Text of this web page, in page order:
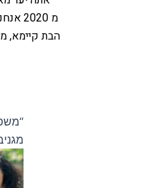
מ
הבת קיימא,